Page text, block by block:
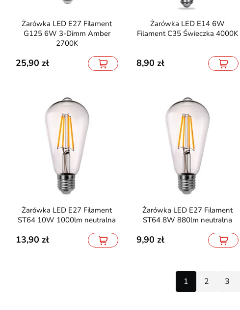
Naświetlacz LED CREE PRO 6Y
50W 5740lm 6500K
85,90
Oprawa ARLES 1 Biała
39,20
Reflektor LED mleczny 3-fazowy
12W 15cm 4000K czarny
Żarówka LED E27 Filament
G125 6W 3-Dimm Amber
2700K
25,90
Żarówka LED E14 6W
Filament C35 Świeczka 4000K
8,90
Żarówka LED E27 Filament
ST64 10W 1000lm neutralna
13,90
Żarówka LED E27 Filament
ST64 8W 880lm neutralna
9,90
1 2 3